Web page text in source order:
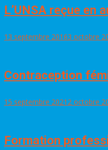
L’UNSA reçue en
13 septembre 20163 octobre
Contraception
15 septembre 2021 2 octobre
Formation